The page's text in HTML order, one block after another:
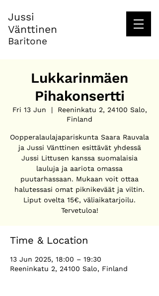
Jussi
Vänttinen
Baritone
Lukkarinmäen
Pihakonsertti
Fri 13 Jun
  |
Reeninkatu 2, 24100 Salo,
Finland
Oopperalaulajapariskunta Saara Rauvala
ja Jussi Vänttinen esittävät yhdessä
Jussi Littusen kanssa suomalaisia
lauluja ja aariota omassa
puutarhassaan. Mukaan voit ottaa
halutessasi omat piknikeväät ja viltin.
Liput ovelta 15€, väliaikatarjoilu.
Tervetuloa!
Time & Location
13 Jun 2025, 18:00 – 19:30
Reeninkatu 2, 24100 Salo, Finland